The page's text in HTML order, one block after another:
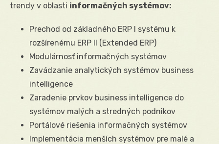
trendy v oblasti informačných systémov:
Prechod od základného ERP I systému k
rozšírenému ERP II (Extended ERP)
Modulárnosť informačných systémov
Zavádzanie analytických systémov business
intelligence
Zaradenie prvkov business intelligence do
systémov malých a stredných podnikov
Portálové riešenia informačných systémov
Implementácia menších systémov pre malé a